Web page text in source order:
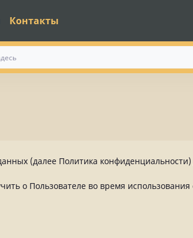
Контакты
(далее Политика
о Пользователе во время